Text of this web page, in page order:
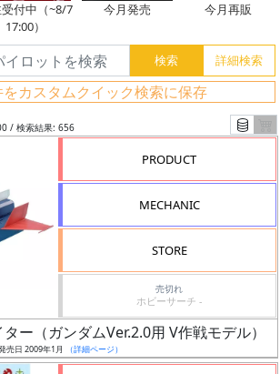
付中（~8/7
17:00）
今月発売 今月再販
カスタムクイック検索に保存
/ 検索結果: 656
PRODUCT
MECHANIC
STORE
売切れ
ホビーサーチ -
ー（ガンダムVer.2.0用 V作戦モデル）
売日 2009年1月 （詳細ページ）